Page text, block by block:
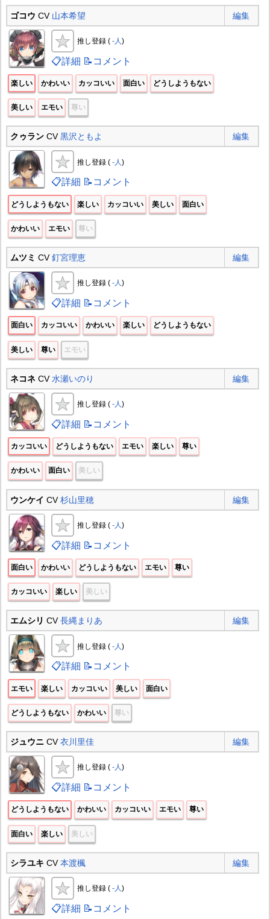
ゴコウ CV 山本希望 編集
推し登録 ( -人)
📋詳細 📝コメント
楽しい かわいい カッコいい 面白い どうしようもない
美しい エモい 尊い
クゥランCV黒沢ともよ 編集
推し登録 ( -人 )
📋詳細 📝コメント
どうしようもない 楽しい カッコいい 美しい 面白い
かわいい エモい 尊い
ムツミ CV釘宮理恵 編集
推し登録 ( -人)
📋詳細 📝コメント
面白い カッコいい かわいい 楽しい どうしようもない
美しい 尊い エモい
ネコネCV水瀬いのり 編集
推し登録 ( -人)
📋詳細 📝コメント
カッコいい どうしようもない エモい 楽しい 尊い
かわいい 面白い 美しい
ウンケイ CV杉山里穂 編集
推し登録 ( -人)
📋詳細 📝コメント
面白い かわいい どうしようもない エモい 尊い
カッコいい 楽しい 美しい
エムシリ CV長縄まりあ 編集
推し登録 ( -人 )
📋詳細 📝コメント
エモい 楽しい カッコいい 美しい 面白い
どうしようもない かわいい 尊い
ジュウニCV衣川里佳 編集
推し登録 ( -人)
📋詳細 📝コメント
どうしようもない かわいい カッコいい エモい 尊い
面白い 楽しい 美しい
シラユキ CV本渡楓 編集
推し登録 ( -人)
📋詳細 📝コメント